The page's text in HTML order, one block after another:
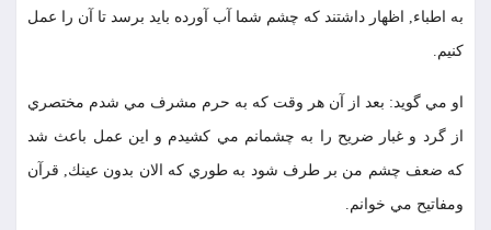
به اطباء, اظهار داشتند كه چشم شما آب آورده بايد برسد تا آن را عمل
كنيم.
او مي گويد: بعد از آن هر وقت كه به حرم مشرف مي شدم مختصري
از گرد و غبار ضريح را به چشمانم مي كشيدم و اين عمل باعث شد
كه ضعف چشم من بر طرف شود به طوري كه الان بدون عينك, قرآن
ومفاتيح مي خوانم.